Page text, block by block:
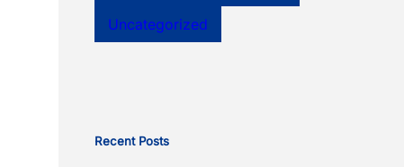
Uncategorized
Recent Posts